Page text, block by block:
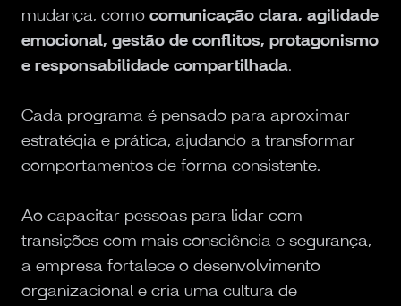
mudança, como comunicação clara, agilidade
emocional, gestão de conflitos, protagonismo
e responsabilidade compartilhada.
Cada programa é pensado para aproximar
estratégia e prática, ajudando a transformar
comportamentos de forma consistente.
Ao capacitar pessoas para lidar com
transições com mais consciência e segurança,
a empresa fortalece o desenvolvimento
organizacional e cria uma cultura de